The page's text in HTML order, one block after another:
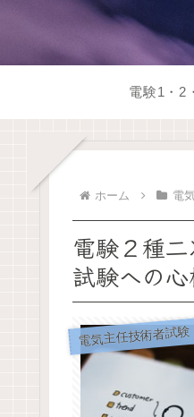
ホーム 電
電験２種
試験への心
電気主任技術者試